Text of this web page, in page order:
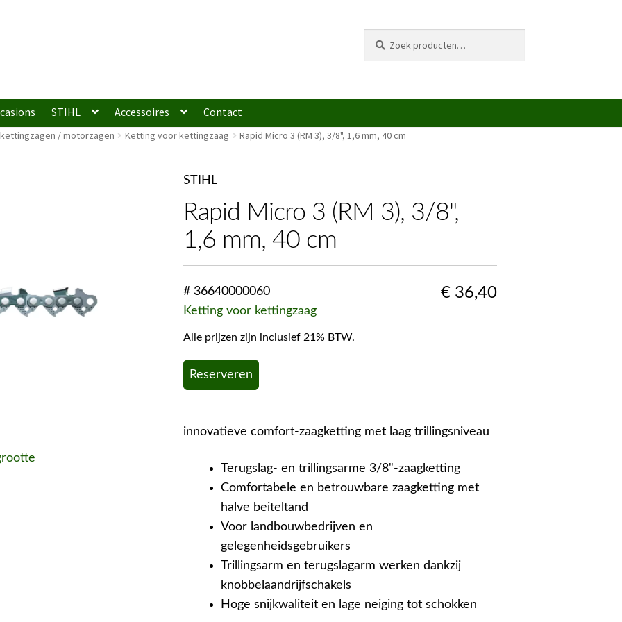
naar:
STIHL Accessoires Contact
/ motorzagen Ketting voor kettingzaag Rapid Micro 3 (RM 3), 3/8", 1,6 mm, 40 cm
STIHL
Rapid Micro 3 (RM 3), 3/8",
1,6 mm, 40 cm
# 36640000060
Ketting voor kettingzaag
€36,40
Alle prijzen zijn inclusief 21% BTW.
Reserveren
innovatieve comfort-zaagketting met laag trillingsniveau
Terugslag- en trillingsarme 3/8"-zaagketting
Comfortabele en betrouwbare zaagketting met
halve beiteltand
Voor landbouwbedrijven en
gelegenheidsgebruikers
Trillingsarm en terugslagarm werken dankzij
knobbelaandrijfschakels
Hoge snijkwaliteit en lage neiging tot schokken